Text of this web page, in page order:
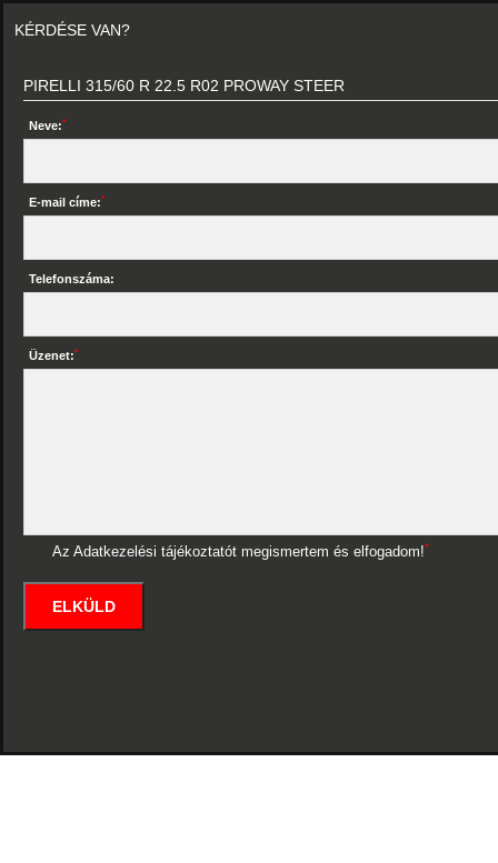
KÉRDÉSE VAN?
PIRELLI 315/60 R 22.5 R02 PROWAY STEER
Neve:*
E-mail címe:*
Telefonszáma:
Üzenet:*
Az Adatkezelési tájékoztatót megismertem és elfogadom!*